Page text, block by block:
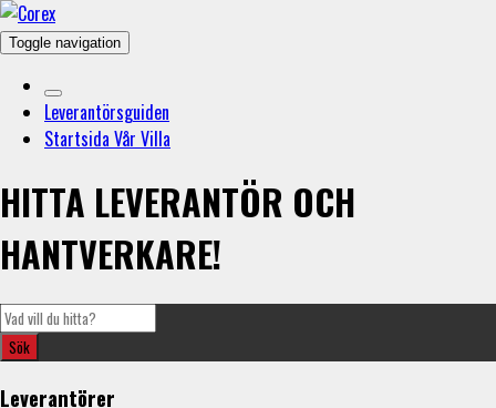
Toggle navigation
Leverantörsguiden
Startsida Vår Villa
HITTA LEVERANTÖR OCH
HANTVERKARE!
Leverantörer